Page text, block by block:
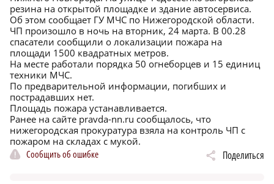
резина на открытой площадке и здание автосервиса.
Об этом сообщает ГУ МЧС по Нижегородской области.
ЧП произошло в ночь на вторник, 24 марта. В 00.28
спасатели сообщили о локализации пожара на
площади 1500 квадратных метров.
На месте работали порядка 50 огнеборцев и 15 единиц
техники МЧС.
По предварительной информации, погибших и
пострадавших нет.
Площадь пожара устанавливается.
Ранее на сайте pravda-nn.ru сообщалось, что
нижегородская прокуратура взяла на контроль ЧП с
пожаром на складах с мукой.
Сообщить об ошибке
Поделиться